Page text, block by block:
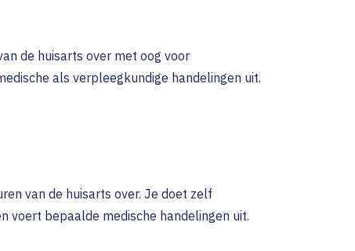
de huisarts over met oog voor
als verpleegkundige handelingen uit.
van de huisarts over. Je doet zelf
voert bepaalde medische handelingen uit.